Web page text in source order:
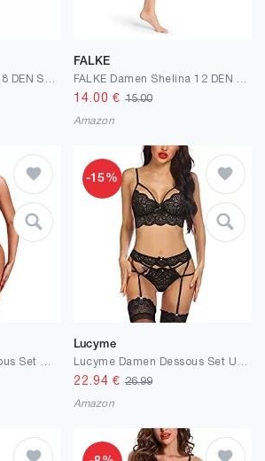
FALKE
14.00 € 15.00
Amazon
-15%
Lucyme
22.94 € 26.99
Amazon